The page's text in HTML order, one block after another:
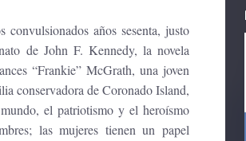
convulsionados años sesenta, justo
de John F. Kennedy, la novela
“Frankie” McGrath, una joven
conservadora de Coronado Island,
el patriotismo y el heroísmo
las mujeres tienen un papel